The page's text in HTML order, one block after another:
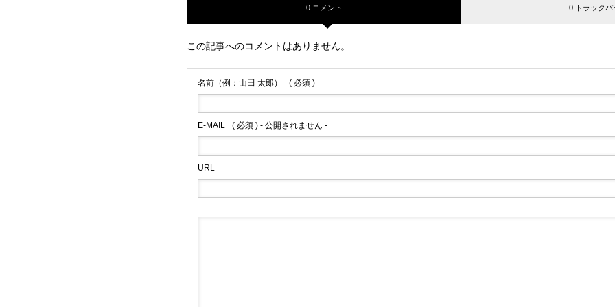
0 コメント 0 トラックバ
この記事へのコメントはありません。
名前（例：山田 太郎） ( 必須 )
E-MAIL ( 必須 ) - 公開されません -
URL